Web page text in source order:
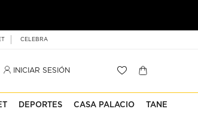
CELEBRA
INICIAR SESIÓN
DEPORTES CASA PALACIO TANE